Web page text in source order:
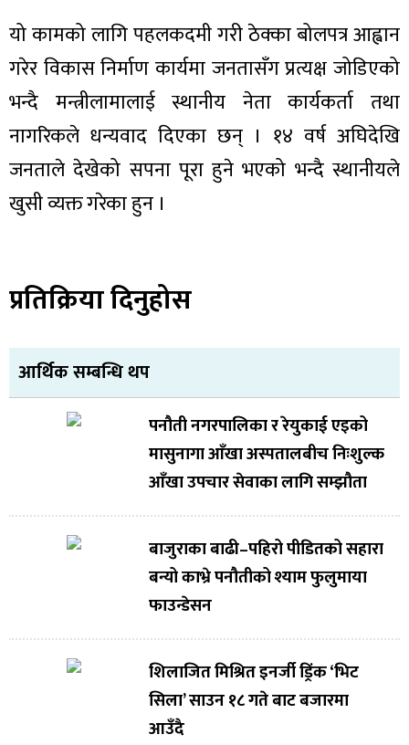
यो कामको लागि पहलकदमी गरी ठेक्का बोलपत्र आह्वान
गरेर विकास निर्माण कार्यमा जनतासँग प्रत्यक्ष जोडिएको
भन्दै मन्त्रीलामालाई स्थानीय नेता कार्यकर्ता तथा
नागरिकले धन्यवाद दिएका छन् । १४ वर्ष अघिदेखि
जनताले देखेको सपना पूरा हुने भएको भन्दै स्थानीयले
खुसी व्यक्त गरेका हुन ।
प्रतिक्रिया दिनुहोस
आर्थिक सम्बन्धि थप
पनौती नगरपालिका र रेयुकाई एइको
मासुनागा आँखा अस्पतालबीच निःशुल्क
आँखा उपचार सेवाका लागि सम्झौता
बाजुराका बाढी–पहिरो पीडितको सहारा
बन्यो काभ्रे पनौतीको श्याम फुलुमाया
फाउन्डेसन
शिलाजित मिश्रित इनर्जी ड्रिंक ‘भिट
सिला’ साउन १८ गते बाट बजारमा
आउँदै